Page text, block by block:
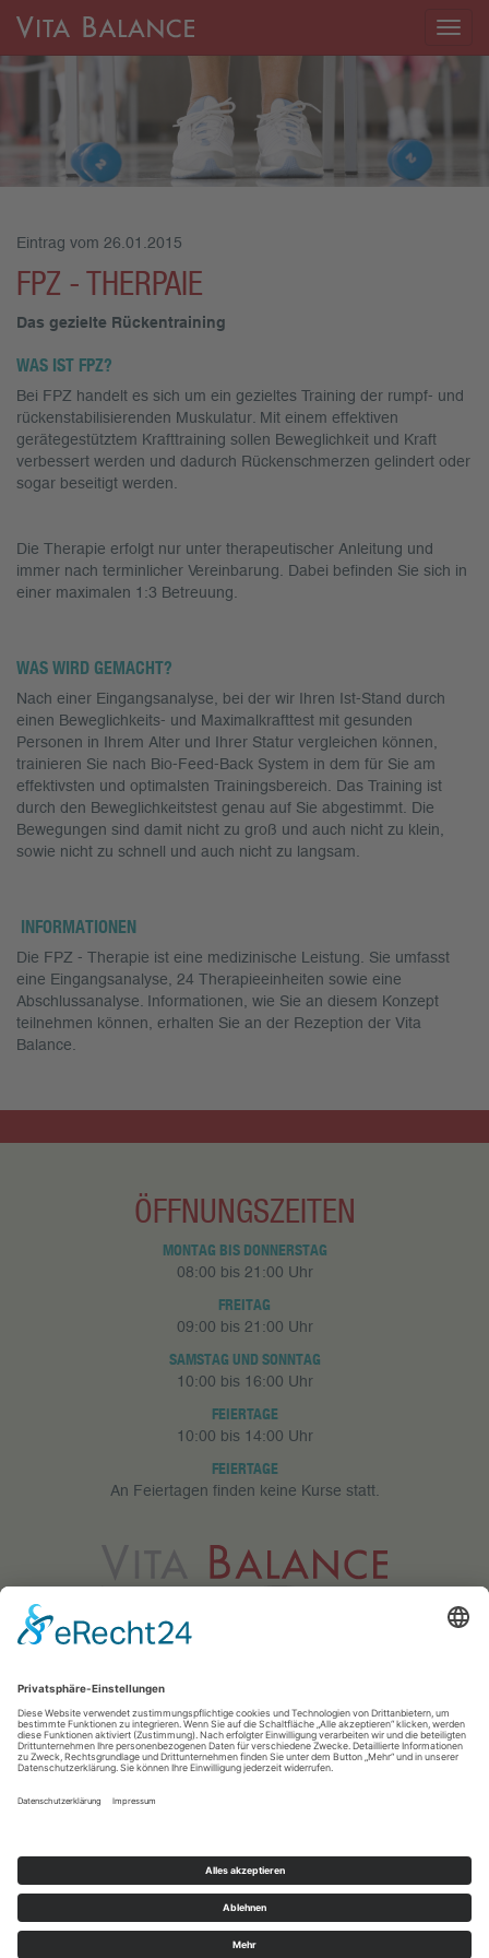
Eintrag vom 26.01.2015
FPZ - THERPAIE
Das gezielte Rückentraining
WAS IST FPZ?
Bei FPZ handelt es sich um ein gezieltes Training der rumpf- und
rückenstabilisierenden Muskulatur. Mit einem effektiven
gerätegestütztem Krafttraining sollen Beweglichkeit und Kraft
verbessert werden und dadurch Rückenschmerzen gelindert oder
sogar beseitigt werden.
Die Therapie erfolgt nur unter therapeutischer Anleitung und
immer nach terminlicher Vereinbarung. Dabei befinden Sie sich in
einer maximalen 1:3 Betreuung.
WAS WIRD GEMACHT?
Nach einer Eingangsanalyse, bei der wir Ihren Ist-Stand durch
einen Beweglichkeits- und Maximalkrafttest mit gesunden
Personen in Ihrem Alter und Ihrer Statur vergleichen können,
trainieren Sie nach Bio-Feed-Back System in dem für Sie am
effektivsten und optimalsten Trainingsbereich. Das Training ist
durch den Beweglichkeitstest genau auf Sie abgestimmt. Die
Bewegungen sind damit nicht zu groß und auch nicht zu klein,
sowie nicht zu schnell und auch nicht zu langsam.
INFORMATIONEN
Die FPZ - Therapie ist eine medizinische Leistung. Sie umfasst
eine Eingangsanalyse, 24 Therapieeinheiten sowie eine
Abschlussanalyse. Informationen, wie Sie an diesem Konzept
teilnehmen können, erhalten Sie an der Rezeption der Vita
Balance.
ÖFFNUNGSZEITEN
MONTAG BIS DONNERSTAG
08:00 bis 21:00 Uhr
FREITAG
09:00 bis 21:00 Uhr
SAMSTAG UND SONNTAG
10:00 bis 16:00 Uhr
FEIERTAGE
10:00 bis 14:00 Uhr
FEIERTAGE
An Feiertagen finden keine Kurse statt.
Meerfeldstr. 73
68163 Mannheim
0621 83 25 433
© 2018 · Vita Balance · Medical Fitness & Medical Wellness
Impressum|Datenschutz